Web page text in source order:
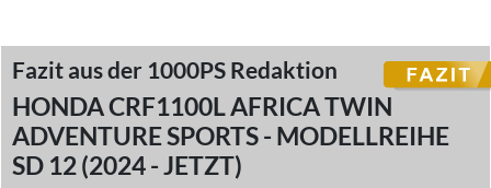
Fazit aus der 1000PS Redaktion
HONDA CRF1100L AFRICA TWIN
ADVENTURE SPORTS - MODELLREIHE
SD 12 (2024 - JETZT)